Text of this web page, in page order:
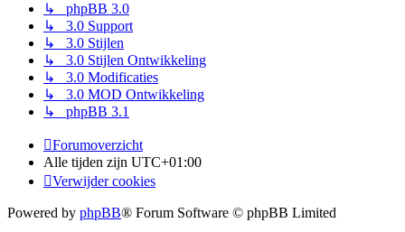
↳ phpBB 3.0
↳ 3.0 Support
↳ 3.0 Stijlen
↳ 3.0 Stijlen Ontwikkeling
↳ 3.0 Modificaties
↳ 3.0 MOD Ontwikkeling
↳ phpBB 3.1
Forumoverzicht
Alle tijden zijn UTC+01:00
Verwijder cookies
Powered by phpBB® Forum Software © phpBB Limited